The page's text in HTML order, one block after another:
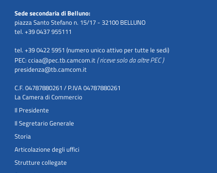
Sede secondaria di Belluno:
piazza Santo Stefano n. 15/17 - 32100 BELLUNO
tel. +39 0437 955111
tel. +39 0422 5951 (numero unico attivo per tutte le sedi)
PEC: cciaa@pec.tb.camcom.it ( riceve solo da altre PEC )
presidenza@tb.camcom.it
C.F. 04787880261 / P.IVA 04787880261
La Camera di Commercio
Il Presidente
Il Segretario Generale
Storia
Articolazione degli uffici
Strutture collegate